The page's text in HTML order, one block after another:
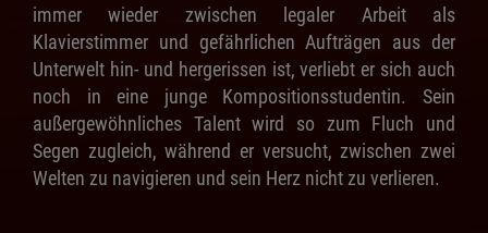
immer wieder zwischen legaler Arbeit als
Klavierstimmer und gefährlichen Aufträgen aus der
Unterwelt hin- und hergerissen ist, verliebt er sich auch
noch in eine junge Kompositionsstudentin. Sein
außergewöhnliches Talent wird so zum Fluch und
Segen zugleich, während er versucht, zwischen zwei
Welten zu navigieren und sein Herz nicht zu verlieren.